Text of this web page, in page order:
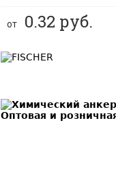
от 0.32 руб.